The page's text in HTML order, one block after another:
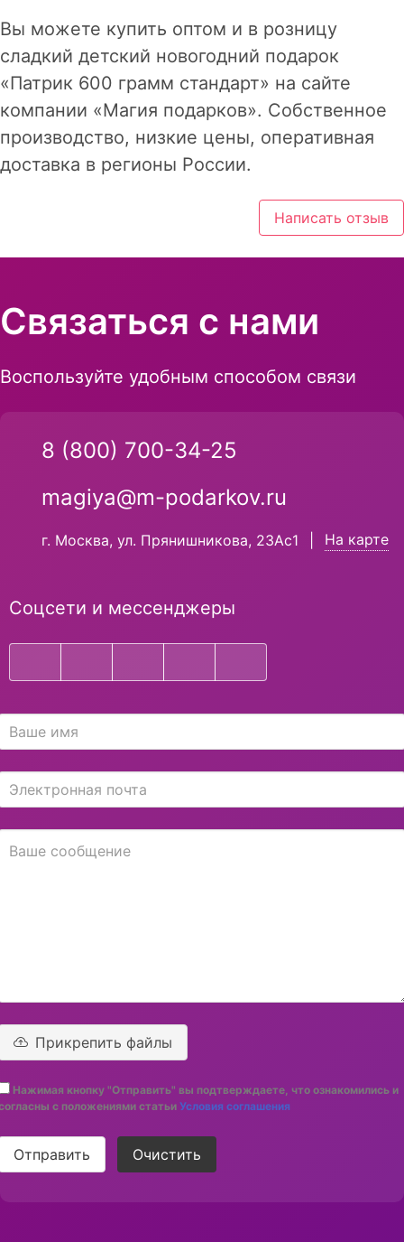
Вы можете купить оптом и в розницу
сладкий детский новогодний подарок
«Патрик 600 грамм стандарт» на сайте
компании «Магия подарков». Собственное
производство, низкие цены, оперативная
доставка в регионы России.
Написать отзыв
Связаться с нами
Воспользуйте удобным способом связи
8 (800) 700-34-25
magiya@m-podarkov.ru
г. Москва, ул. Прянишникова, 23Ас1 На карте
Соцсети и мессенджеры
Прикрепить файлы
Нажимая кнопку "Отправить" вы подтверждаете, что ознакомились и
с положениями статьи Условия соглашения
Отправить Очистить